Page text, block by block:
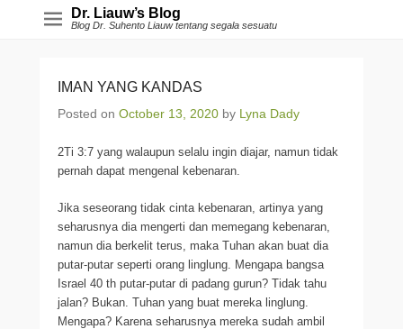
Dr. Liauw’s Blog
Blog Dr. Suhento Liauw tentang segala sesuatu
IMAN YANG KANDAS
Posted on October 13, 2020 by Lyna Dady
2Ti 3:7 yang walaupun selalu ingin diajar, namun tidak
pernah dapat mengenal kebenaran.
Jika seseorang tidak cinta kebenaran, artinya yang
seharusnya dia mengerti dan memegang kebenaran,
namun dia berkelit terus, maka Tuhan akan buat dia
putar-putar seperti orang linglung. Mengapa bangsa
Israel 40 th putar-putar di padang gurun? Tidak tahu
jalan? Bukan. Tuhan yang buat mereka linglung.
Mengapa? Karena seharusnya mereka sudah ambil